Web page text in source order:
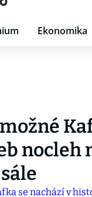
Ekonomika
nocleh